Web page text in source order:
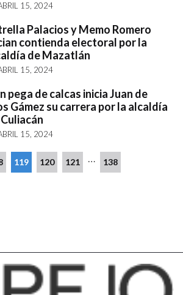
15, 2024
Palacios y Memo Romero
contienda electoral por la
de Mazatlán
15, 2024
pega de calcas inicia Juan de
Gámez su carrera por la alcaldía
15, 2024
119 120 121 … 138